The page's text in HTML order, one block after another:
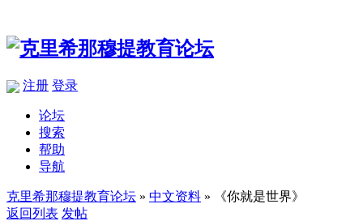
注册 登录
论坛
搜索
帮助
导航
克里希那穆提教育论坛 » 中文资料 » 《你就是世界》
返回列表 发帖